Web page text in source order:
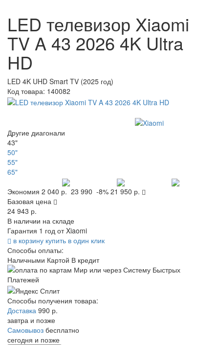
LED телевизор Xiaomi
TV A 43 2026 4K Ultra
HD
LED 4K UHD Smart TV (2025 год)
Код товара: 140082
Другие диагонали
43"
50"
55"
65"
Экономия 2 040 р. 23 990 -8% 21 950 р.
Базовая цена
24 943 р.
В наличии на складе
Гарантия 1 год от Xiaomi
в корзину купить в один клик
Способы оплаты:
Наличными Картой В кредит
Способы получения товара:
Доставка 990 р.
завтра и позже
Самовывоз бесплатно
сегодня и позже